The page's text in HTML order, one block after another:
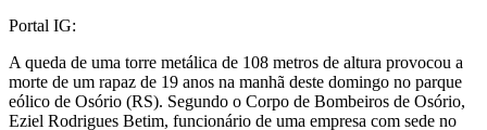
Portal IG:
A queda de uma torre metálica de 108 metros de altura provocou a
morte de um rapaz de 19 anos na manhã deste domingo no parque
eólico de Osório (RS). Segundo o Corpo de Bombeiros de Osório,
Eziel Rodrigues Betim, funcionário de uma empresa com sede no